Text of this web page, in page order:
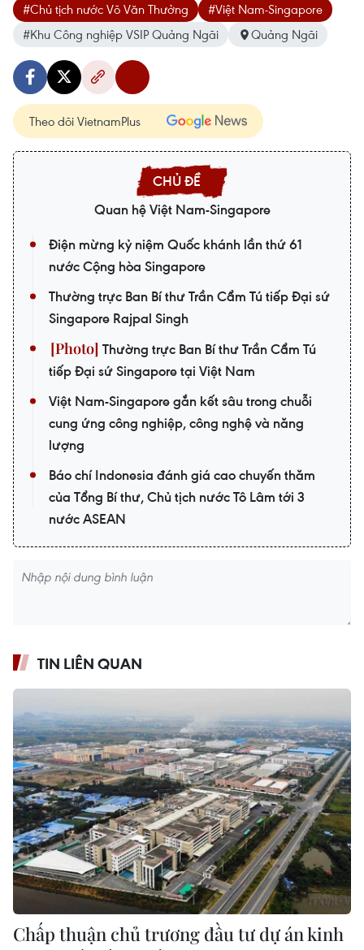
#Chủ tịch nước Võ Văn Thưởng
#Việt Nam-Singapore
#Khu Công nghiệp VSIP Quảng Ngãi
Quảng Ngãi
Theo dõi VietnamPlus
Quan hệ Việt Nam-Singapore
Điện mừng kỷ niệm Quốc khánh lần thứ 61
nước Cộng hòa Singapore
Thường trực Ban Bí thư Trần Cẩm Tú tiếp Đại sứ
Singapore Rajpal Singh
Thường trực Ban Bí thư Trần Cẩm Tú
tiếp Đại sứ Singapore tại Việt Nam
Việt Nam-Singapore gắn kết sâu trong chuỗi
cung ứng công nghiệp, công nghệ và năng
lượng
Báo chí Indonesia đánh giá cao chuyến thăm
của Tổng Bí thư, Chủ tịch nước Tô Lâm tới 3
nước ASEAN
TIN LIÊN QUAN
Chấp thuận chủ trương đầu tư dự án kinh